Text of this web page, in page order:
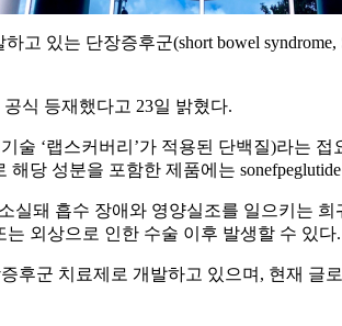
고 있는 단장증후군(short bowel
식 등재했다고 23일 밝혔다.
술 ‘랩스커버리’가 적용된 단백질)라는
당 성분을 포함한 제품에는
돼 흡수 장애와 영양실조를 일으키는
외상으로 인한 수술 이후 발생할 수 있다.
후군 치료제로 개발하고 있으며, 현재 글